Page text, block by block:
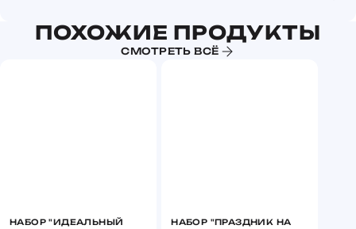
ПОХОЖИЕ ПРОДУКТЫ
СМОТРЕТЬ ВСЁ
НАБОР "ИДЕАЛЬНЫЙ
НАБОР "ПРАЗДНИК НА